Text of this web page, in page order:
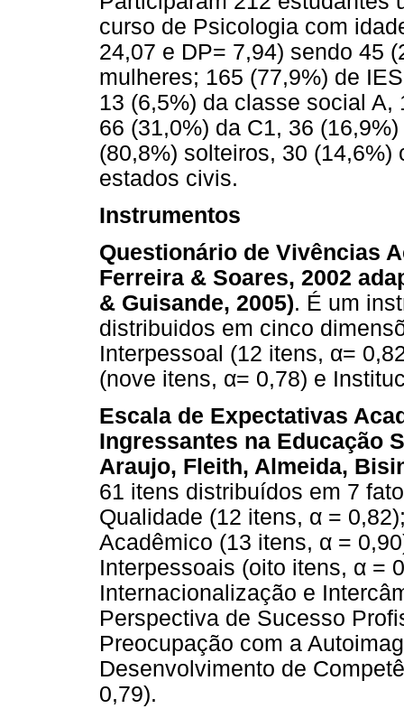
curso de Psicologia com
24,07 e DP= 7,94) sendo 45
mulheres; 165 (77,9%) de
13 (6,5%) da classe social
66 (31,0%) da C1, 36
(80,8%) solteiros, 30
estados civis.
Instrumentos
Questionário de Vivências
Ferreira & Soares, 2002
& Guisande, 2005). É um
distribuidos em cinco
Interpessoal (12 itens, α=
(nove itens, α= 0,78) e
Escala de Expectativas
Ingressantes na Educação
Araujo, Fleith, Almeida,
61 itens distribuídos em 7
Qualidade (12 itens, α =
Acadêmico (13 itens, α =
Interpessoais (oito itens, α =
Internacionalização e
Perspectiva de Sucesso
Preocupação com a
Desenvolvimento de
0,79).